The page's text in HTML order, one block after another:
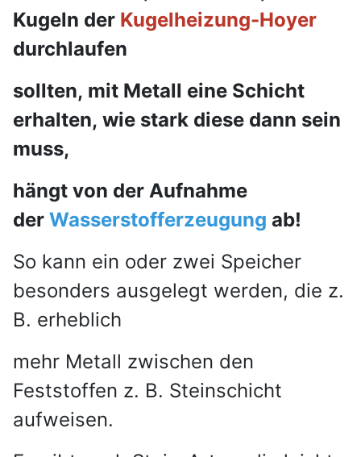
Kugeln der Kugelheizung-Hoyer
durchlaufen
sollten, mit Metall eine Schicht
erhalten, wie stark diese dann sein
muss,
hängt von der Aufnahme
der Wasserstofferzeugung ab!
So kann ein oder zwei Speicher
besonders ausgelegt werden, die z.
B. erheblich
mehr Metall zwischen den
Feststoffen z. B. Steinschicht
aufweisen.